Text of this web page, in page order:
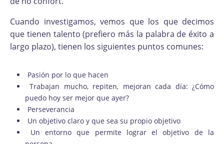
Cuando investigamos, vemos que los que decimos
que tienen talento (prefiero más la palabra de éxito a
largo plazo), tienen los siguientes puntos comunes:
Pasión por lo que hacen
Trabajan mucho, repiten, mejoran cada día: ¿Cómo
puedo hoy ser mejor que ayer?
Perseverancia
Un objetivo claro y que sea su propio objetivo
Un entorno que permite lograr el objetivo de la